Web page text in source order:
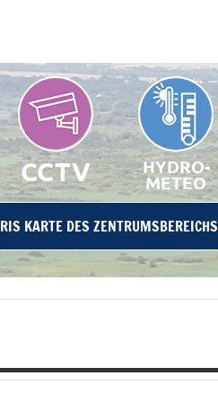
CCTV HYDRO-
METEO
RIS KARTE DES ZENTRUMSBEREICHS